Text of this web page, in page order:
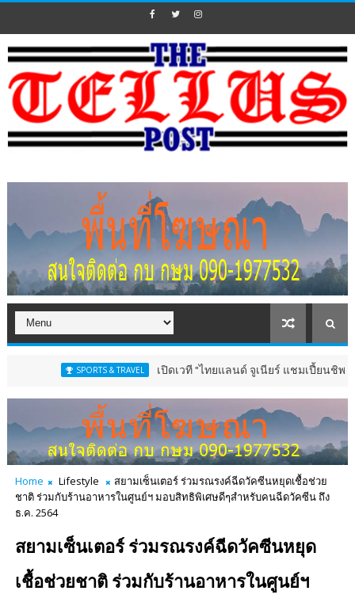
SPORTS & TRAVEL เปิดเวที "ไทยแลนด์ จูเนียร์ แชมเปี้ยนชิพ" 13-16 ส.ค.
Home Lifestyle
สยามเซ็นเตอร์ ร่วมรณรงค์ฉีดวัคซีนหยุดเชื้อช่วย
ชาติ ร่วมกับร้านอาหารในศูนย์ฯ มอบสิทธิพิเศษดีๆสำหรับคนฉีดวัคซีน ถึง
ธ.ค. 2564
สยามเซ็นเตอร์ ร่วมรณรงค์ฉีดวัคซีนหยุด
เชื้อช่วยชาติ ร่วมกับร้านอาหารในศูนย์ฯ